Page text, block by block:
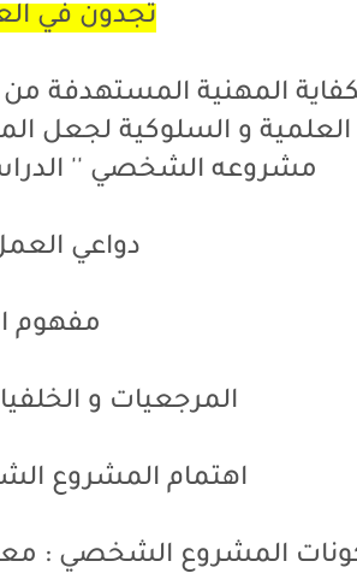
تجدون في
المهنية المستهدفة
العلمية و السلوكية لجعل
مشروعه الشخصي ''
دواعي
مفهوم
المرجعيات و
اهتمام المشروع
المشروع الشخصي :